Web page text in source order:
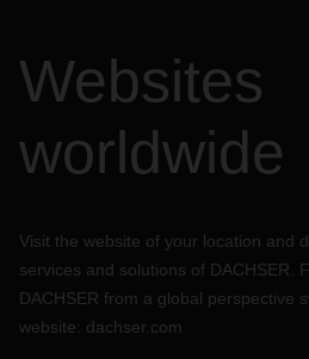
Websites
worldwide
Visit the website of your location and
services and solutions of DACHSER.
DACHSER from a global perspective
website: dachser.com